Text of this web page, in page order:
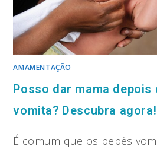
AMAMENTAÇÃO
Posso dar mama depois
vomita? Descubra agora!
É comum que os bebês